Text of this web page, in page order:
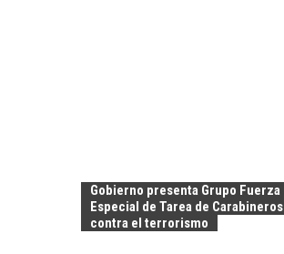
Gobierno presenta Grupo Fuerza
Especial de Tarea de Carabineros
contra el terrorismo